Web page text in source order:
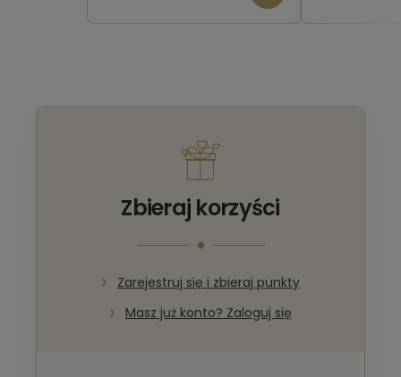
Zbieraj korzyści
Zarejestruj się i zbieraj punkty
Masz już konto? Zaloguj się